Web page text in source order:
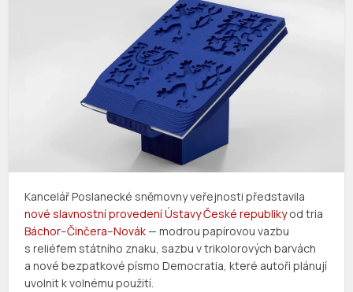
Kancelář Poslanecké sněmovny veřejnosti představila
nové slavnostní provedení Ústavy České republikyod tria
Báchor–Činčera–Novák— modrou papírovou vazbu
s reliéfem státního znaku, sazbu v trikolorových barvách
a nové bezpatkové písmo Democratia, které autoři plánují
uvolnit k volnému použití.